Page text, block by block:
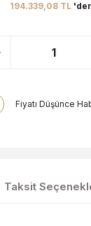
194.339,08 TL
Fiyatı Düşünce
Taksit